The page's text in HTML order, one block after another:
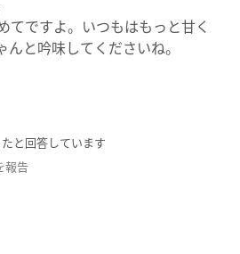
てですよ。いつもはもっと甘く
と吟味してくださいね。
と回答しています
報告